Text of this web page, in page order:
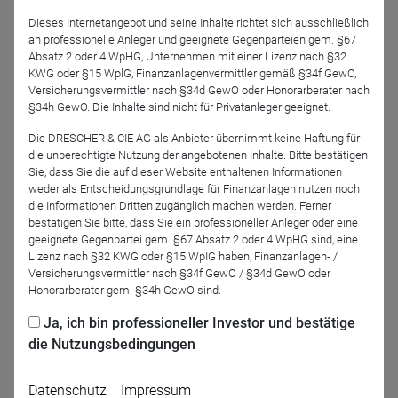
Bitte melden Sie sich bereits heute zu unseren
Webkonferenzen an.
Bitte geben Sie bei der Anmeldung Ihre vollständige
Telefonnummer an, damit unser Konferenzsystem Sie
telefonisch erreichen und zur Konferenz einwählen kann.
Jetzt für das Partner-Webinar anmelden
Zurück
Dieses Internetangebot und seine Inhalte richtet sich ausschließlich
an professionelle Anleger und geeignete Gegenparteien gem. §67
Absatz 2 oder 4 WpHG, Unternehmen mit einer Lizenz nach §32
KWG oder §15 WplG, Finanzanlagenvermittler gemäß §34f GewO,
Versicherungsvermittler nach §34d GewO oder Honorarberater nach
§34h GewO. Die Inhalte sind nicht für Privatanleger geeignet.
Die DRESCHER & CIE AG als Anbieter übernimmt keine Haftung für
die unberechtigte Nutzung der angebotenen Inhalte. Bitte bestätigen
Sie, dass Sie die auf dieser Website enthaltenen Informationen
weder als Entscheidungsgrundlage für Finanzanlagen nutzen noch
die Informationen Dritten zugänglich machen werden. Ferner
bestätigen Sie bitte, dass Sie ein professioneller Anleger oder eine
geeignete Gegenpartei gem. §67 Absatz 2 oder 4 WpHG sind, eine
Lizenz nach §32 KWG oder §15 WpIG haben, Finanzanlagen- /
Versicherungsvermittler nach §34f GewO / §34d GewO oder
Honorarberater gem. §34h GewO sind.
Ja, ich bin professioneller Investor und bestätige
die Nutzungsbedingungen
Datenschutz Impressum